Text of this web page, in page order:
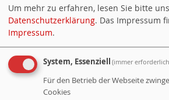
BETTINA HAGEDORN
Bettina Hagedorn,
Um mehr zu erfahren, lesen Sie bitte
Datenschutzerklärung. Das Impressum
Impressum.
System, Essenziell (immer
Für den Betrieb der Webseite
Cookies